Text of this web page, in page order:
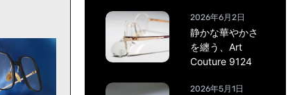
2026年6月2日
静かな華やかさ
を纏う、Art
Couture 9124
2026年5月1日